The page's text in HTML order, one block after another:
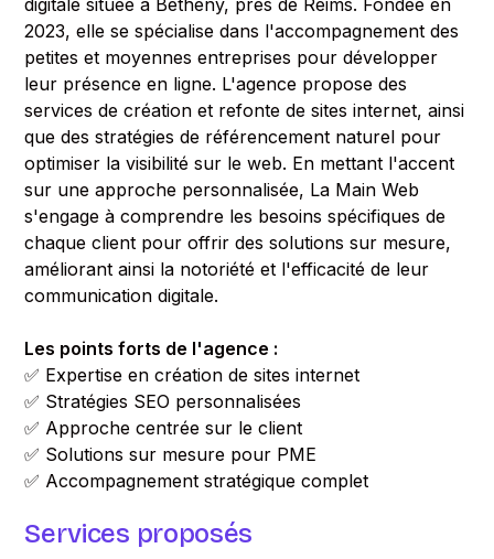
digitale située à Bétheny, près de Reims. Fondée en
2023, elle se spécialise dans l'accompagnement des
petites et moyennes entreprises pour développer
leur présence en ligne. L'agence propose des
services de création et refonte de sites internet, ainsi
que des stratégies de référencement naturel pour
optimiser la visibilité sur le web. En mettant l'accent
sur une approche personnalisée, La Main Web
s'engage à comprendre les besoins spécifiques de
chaque client pour offrir des solutions sur mesure,
améliorant ainsi la notoriété et l'efficacité de leur
communication digitale.
Les points forts de l'agence :
✅ Expertise en création de sites internet
✅ Stratégies SEO personnalisées
✅ Approche centrée sur le client
✅ Solutions sur mesure pour PME
✅ Accompagnement stratégique complet
Services proposés